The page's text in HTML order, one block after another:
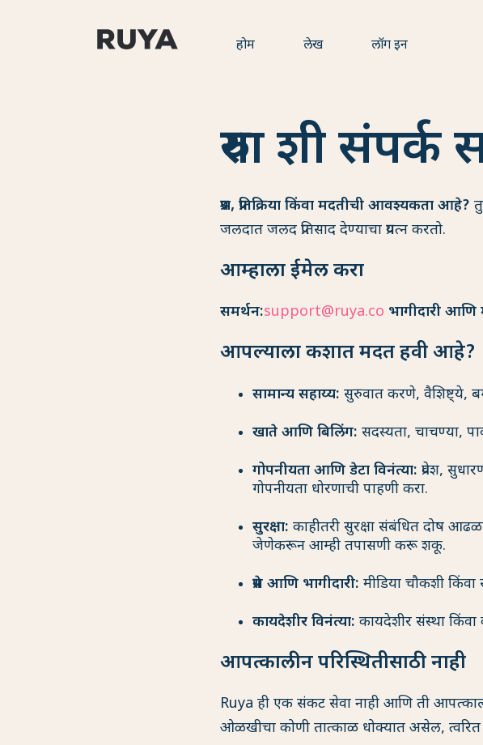
होम लेख लॉग इन
रुया शी संपर्क
प्रश्न, प्रतिक्रिया किंवा मदतीची आवश्यकता आहे?
जलदात जलद प्रतिसाद देण्याचा प्रयत्न करतो.
आम्हाला ईमेल करा
समर्थन:support@ruya.co भागीदारी आणि
आपल्याला कशात मदत हवी आहे?
सामान्य सहाय्य: सुरुवात करणे, वैशिष्ट्ये,
खाते आणि बिलिंग: सदस्यता, चाचण्या,
गोपनीयता आणि डेटा विनंत्या: प्रवेश,
गोपनीयता धोरणाची पाहणी करा.
सुरक्षा: काहीतरी सुरक्षा संबंधित दोष
जेणेकरून आम्ही तपासणी करू शकू.
प्रेस आणि भागीदारी: मीडिया चौकशी
कायदेशीर विनंत्या: कायदेशीर संस्था किंवा
आपत्कालीन परिस्थितीसाठी नाही
Ruya ही एक संकट सेवा नाही आणि ती
ओळखीचा कोणी तात्काळ धोक्यात असेल, त्वरित